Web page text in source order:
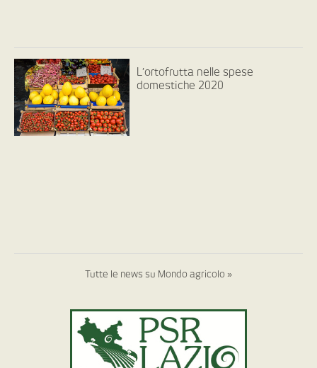
L’ortofrutta nelle spese
domestiche 2020
Tutte le news su Mondo agricolo »